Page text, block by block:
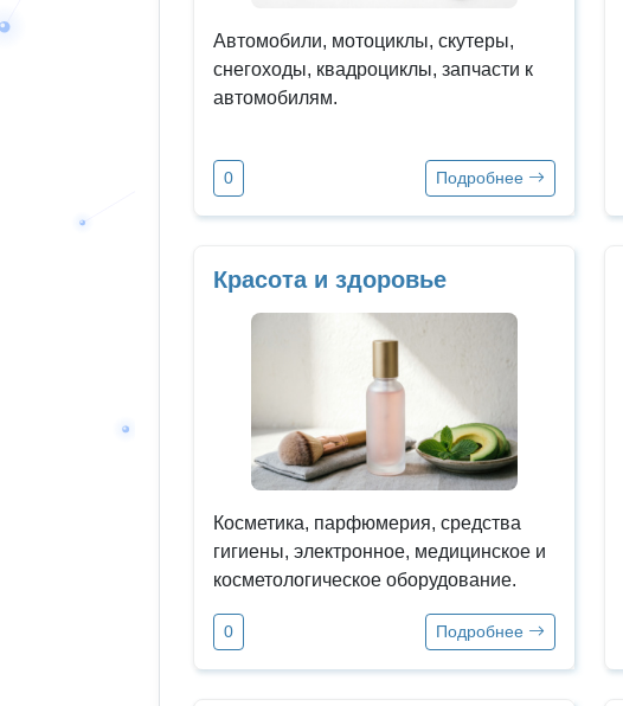
Автомобили, мотоциклы, скутеры,
снегоходы, квадроциклы, запчасти к
автомобилям.
0 Подробнее
Красота и здоровье
Косметика, парфюмерия, средства
гигиены, электронное, медицинское и
косметологическое оборудование.
0 Подробнее